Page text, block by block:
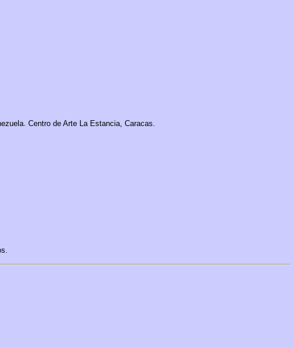
. Centro de Arte La Estancia, Caracas.